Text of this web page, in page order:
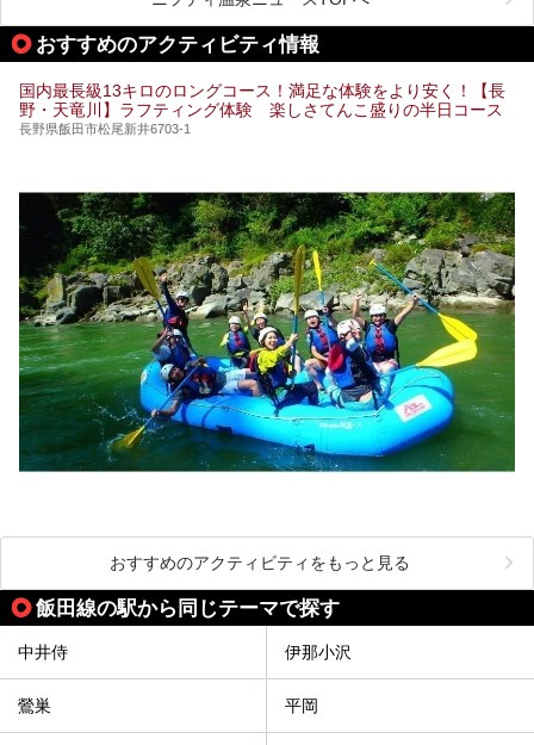
「湯田中大湯」も利用ができます。
極上のお湯に浸り上質なお料理に舌鼓、特別な日に泊まりた
い湯田中温泉「松籟荘」を、実際に宿泊した目線で紹介しま
おすすめのアクティビティ情報
国内最長級13キロのロングコース！満足な体験をより安く！【長
野・天竜川】ラフティング体験 楽しさてんこ盛りの半日コース
長野県飯田市松尾新井6703-1
おすすめのアクティビティをもっと見る
飯田線の駅から同じテーマで探す
中井侍 伊那小沢
鶯巣 平岡